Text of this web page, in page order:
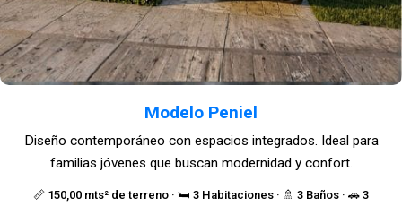
Modelo Peniel
📏 150,00 mts² de terreno · 🛏️ 3 Habitaciones · 🚿 3 Baños · 🚗 3
Diseño contemporáneo con espacios integrados. Ideal para
familias jóvenes que buscan modernidad y confort.